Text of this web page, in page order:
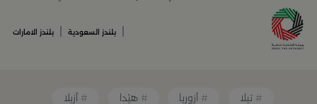
قطع ديكور منزلية تضفي لمسة فنيةبلندز السعودية بلندز الامارات
تيلا أزوريا هيْدا أزيلا